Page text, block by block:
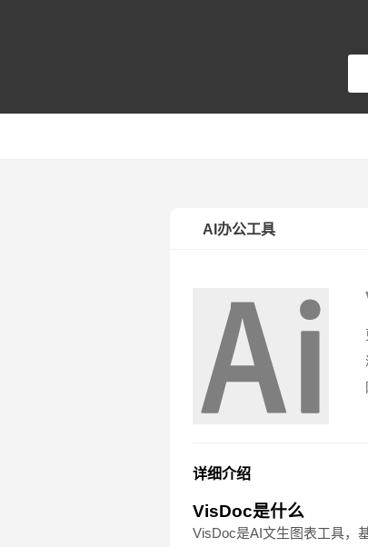
AI办公工具
详细介绍
VisDoc是什么
VisDoc是AI文生图表工具，